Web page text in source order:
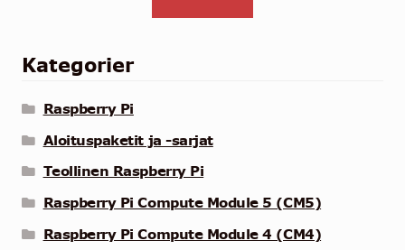
Kategorier
Raspberry Pi
Aloituspaketit ja -sarjat
Teollinen Raspberry Pi
Raspberry Pi Compute Module 5 (CM5)
Raspberry Pi Compute Module 4 (CM4)